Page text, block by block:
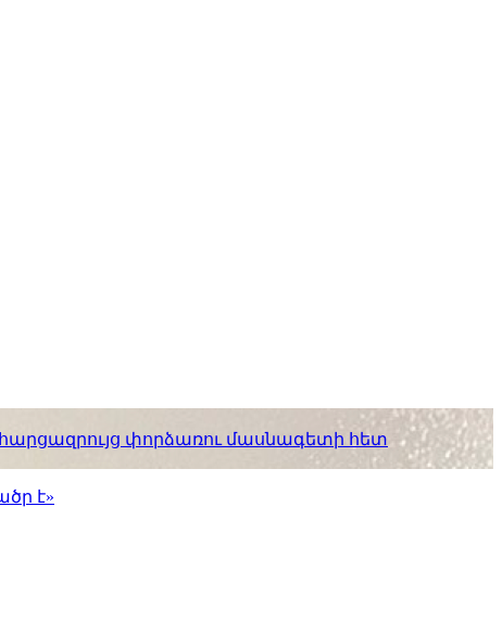
հարցազրույց փորձառու մասնագետի հետ
է»